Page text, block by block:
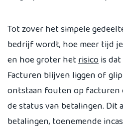
Tot zover het simpele
bedrijf wordt, hoe meer tijd
en hoe groter hetrisicois
Facturen blijven liggen of
ontstaan fouten op facturen
de status van betalingen. Dit
betalingen, toenemende